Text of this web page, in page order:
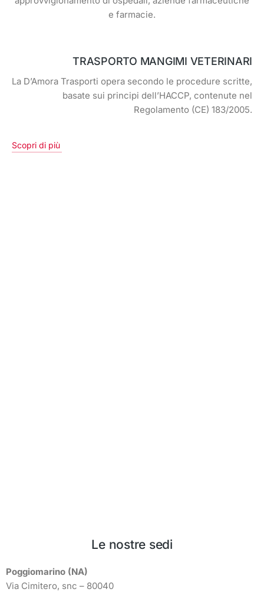
e farmacie.
TRASPORTO MANGIMI VETERINARI
La D’Amora Trasporti opera secondo le procedure scritte,
basate sui principi dell’HACCP, contenute nel
Regolamento (CE) 183/2005.
Scopri di più
Le nostre sedi
Poggiomarino (NA)
Via Cimitero, snc – 80040